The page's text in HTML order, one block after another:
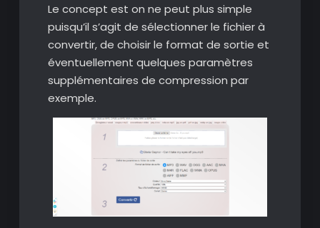
Le concept est on ne peut plus simple
puisqu’il s’agit de sélectionner le fichier à
convertir, de choisir le format de sortie et
éventuellement quelques paramètres
supplémentaires de compression par
exemple.